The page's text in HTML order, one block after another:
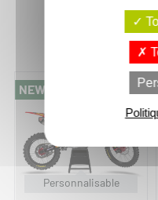
Vous
NEW
Personnalisable